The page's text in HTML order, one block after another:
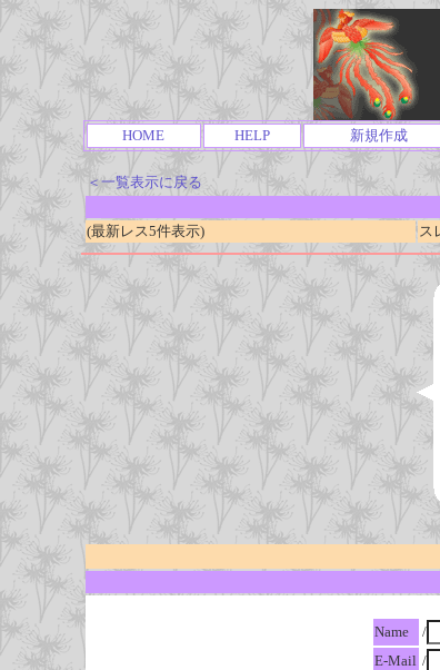
HOME HELP 新規作成
＜一覧表示に戻る
(最新レス5件表示)
ス
Name
/
E-Mail /